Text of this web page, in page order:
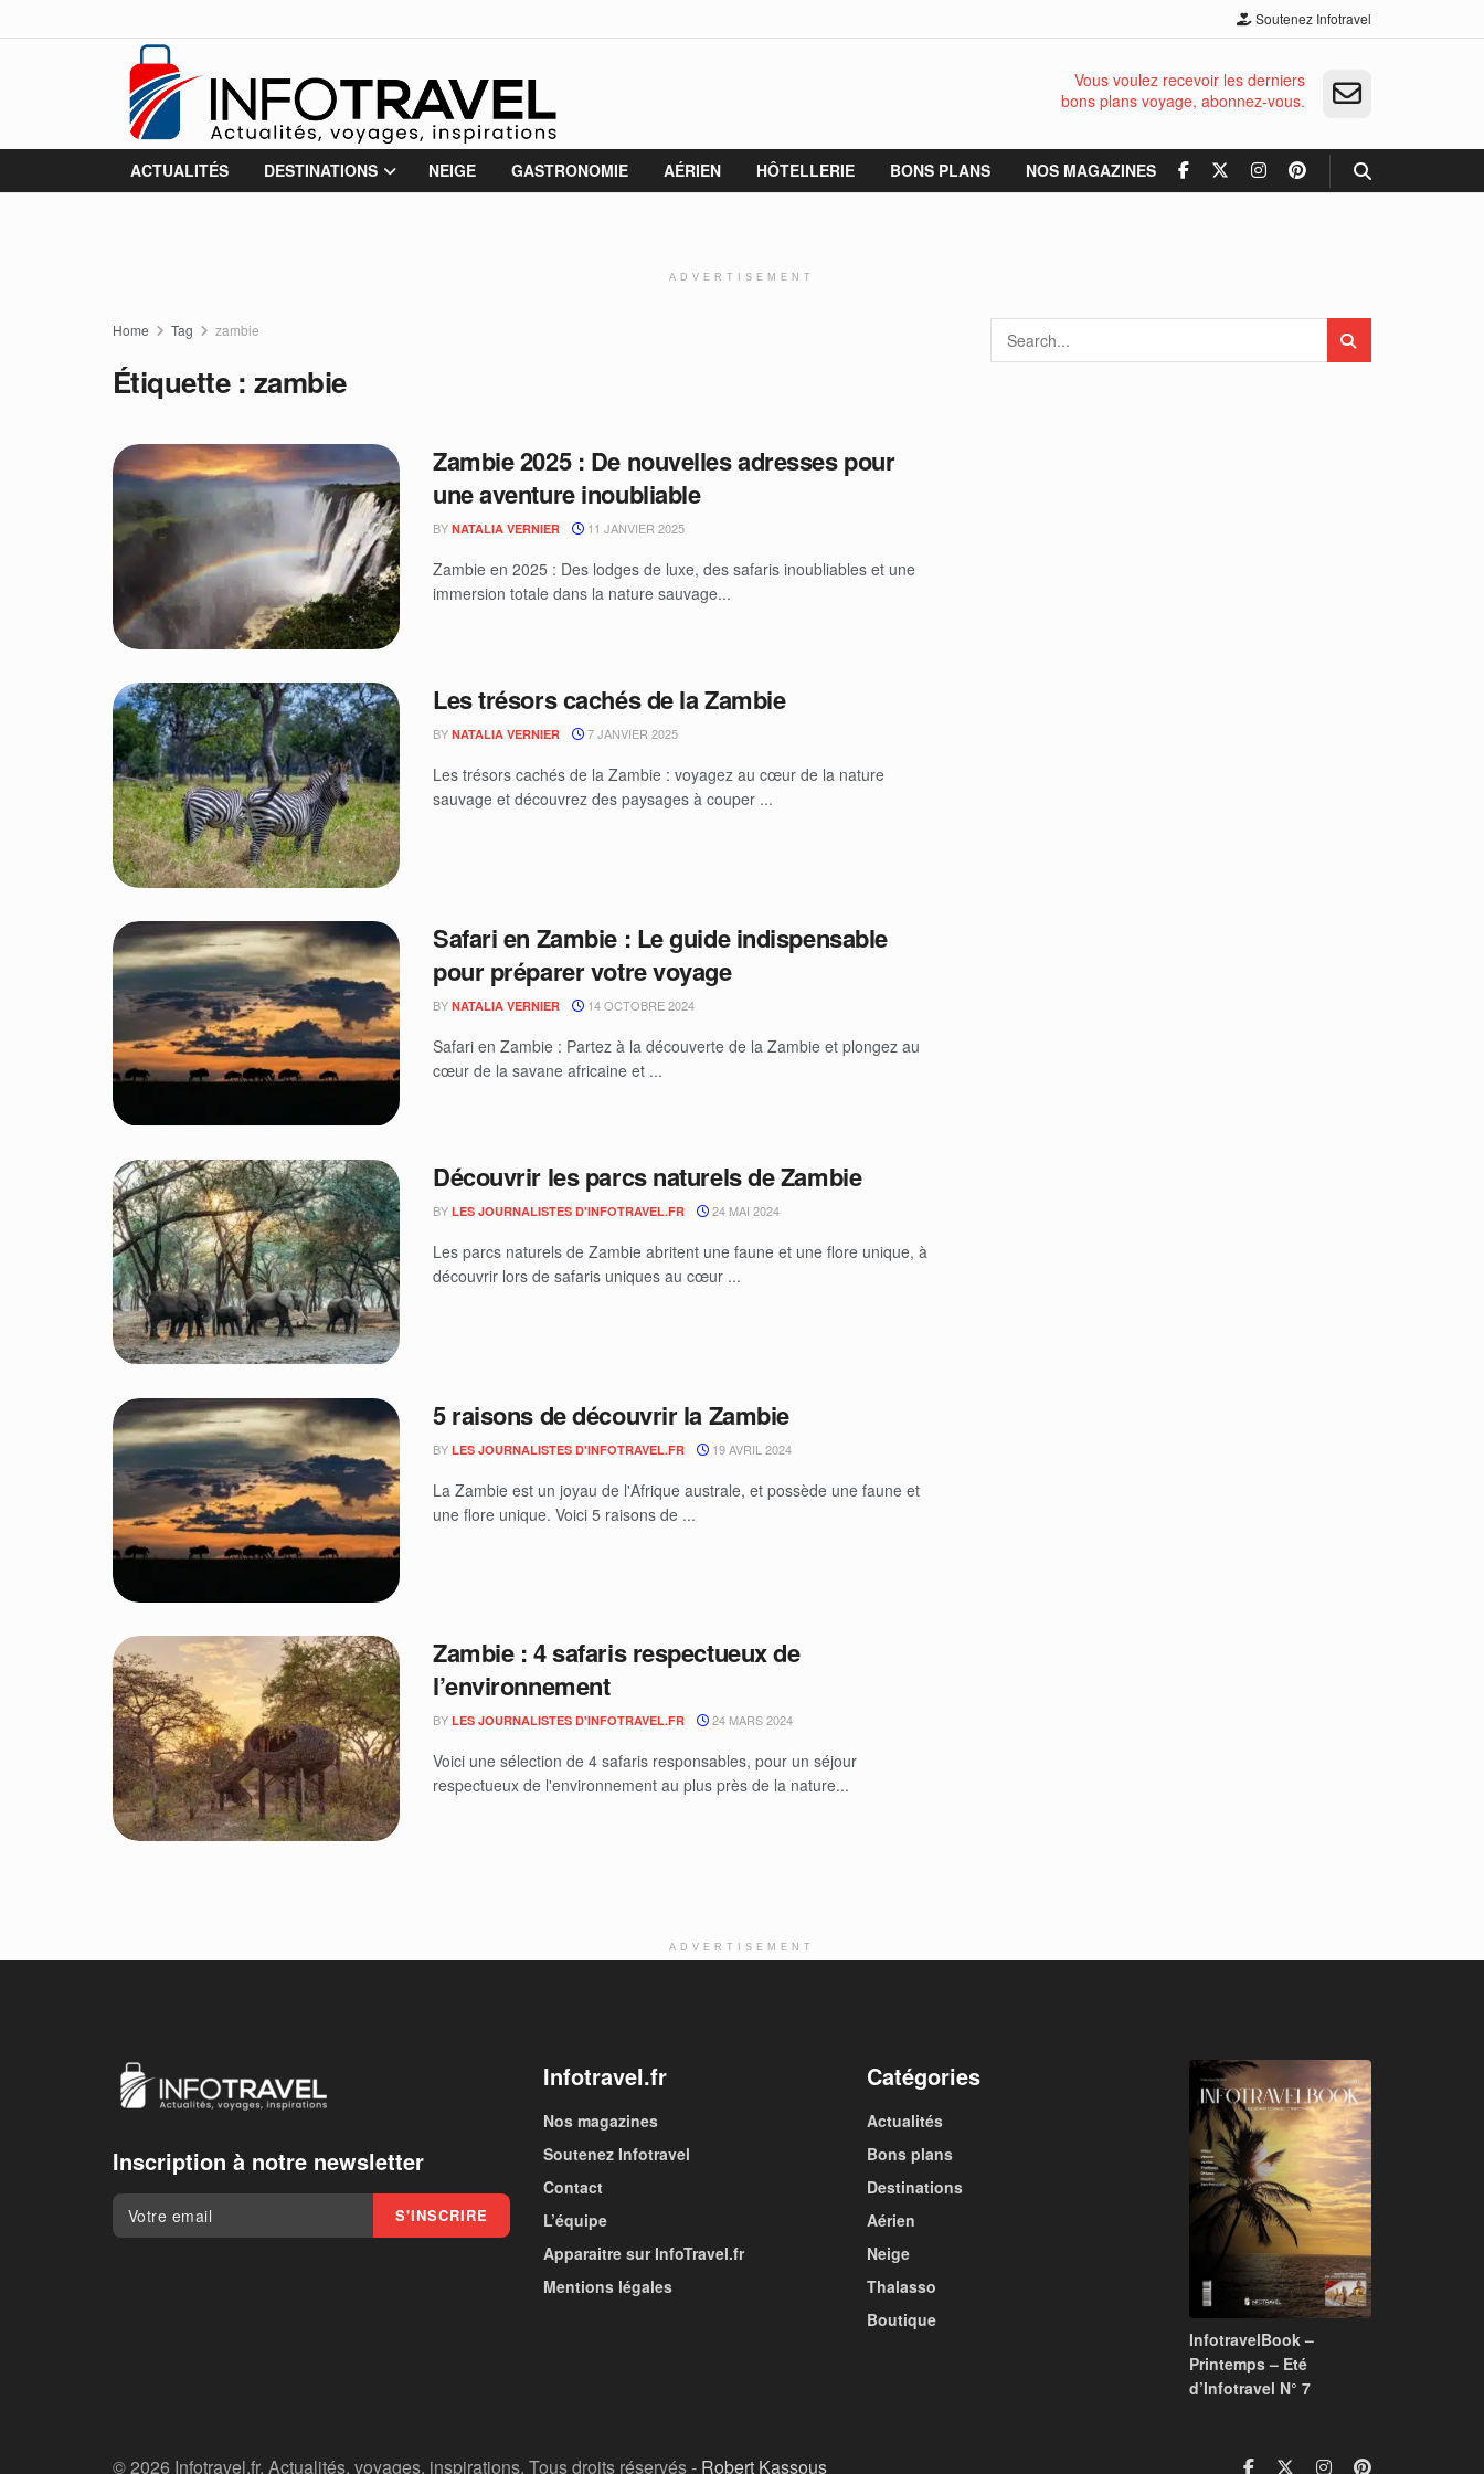
Soutenez Infotravel
Vous voulez recevoir les derniers
bons plans voyage, abonnez-vous.
ACTUALITÉS DESTINATIONS NEIGE GASTRONOMIE AÉRIEN HÔTELLERIE BONS PLANS NOS MAGAZINES
ADVERTISEMENT
Home Tag zambie
Étiquette : zambie
Zambie 2025 : De nouvelles adresses pour
une aventure inoubliable
BY NATALIA VERNIER 11 JANVIER 2025
Zambie en 2025 : Des lodges de luxe, des safaris inoubliables et une
immersion totale dans la nature sauvage...
Les trésors cachés de la Zambie
BY NATALIA VERNIER 7 JANVIER 2025
Les trésors cachés de la Zambie : voyagez au cœur de la nature
sauvage et découvrez des paysages à couper ...
Safari en Zambie : Le guide indispensable
pour préparer votre voyage
BY NATALIA VERNIER 14 OCTOBRE 2024
Safari en Zambie : Partez à la découverte de la Zambie et plongez au
cœur de la savane africaine et ...
Découvrir les parcs naturels de Zambie
BY LES JOURNALISTES D'INFOTRAVEL.FR 24 MAI 2024
Les parcs naturels de Zambie abritent une faune et une flore unique, à
découvrir lors de safaris uniques au cœur ...
5 raisons de découvrir la Zambie
BY LES JOURNALISTES D'INFOTRAVEL.FR 19 AVRIL 2024
La Zambie est un joyau de l'Afrique australe, et possède une faune et
une flore unique. Voici 5 raisons de ...
Zambie : 4 safaris respectueux de
l’environnement
BY LES JOURNALISTES D'INFOTRAVEL.FR 24 MARS 2024
Voici une sélection de 4 safaris responsables, pour un séjour
respectueux de l'environnement au plus près de la nature...
ADVERTISEMENT
Inscription à notre newsletter
Infotravel.fr
Nos magazines
Soutenez Infotravel
Contact
L’équipe
Apparaitre sur InfoTravel.fr
Mentions légales
Catégories
Actualités
Bons plans
Destinations
Aérien
Neige
Thalasso
Boutique
InfotravelBook –
Printemps – Eté
d’Infotravel N° 7
© 2026 Infotravel.fr, Actualités, voyages, inspirations. Tous droits réservés - Robert Kassous